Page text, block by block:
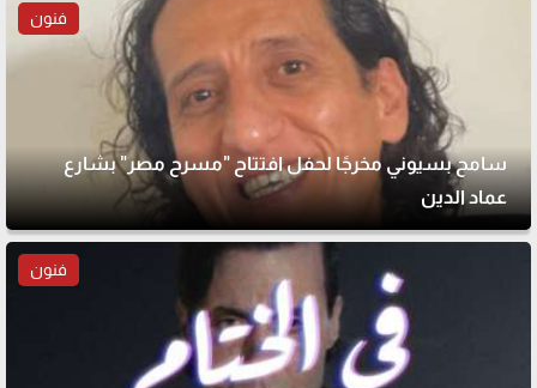
فنون
سامح بسيوني مخرجًا لحفل افتتاح "مسرح مصر" بشارع
عماد الدين
فنون